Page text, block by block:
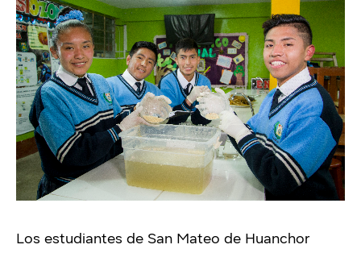
Los estudiantes de San Mateo de Huanchor